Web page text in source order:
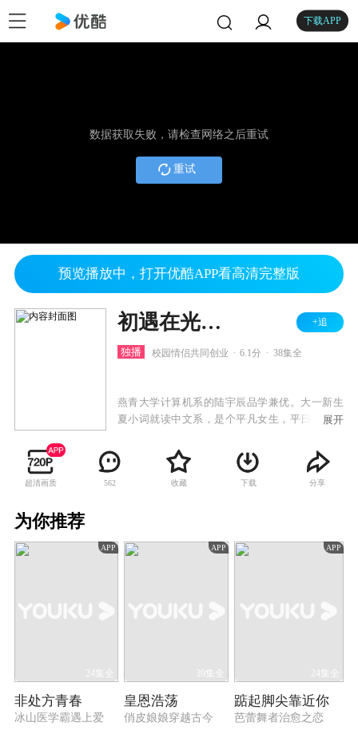
下载APP
数据获取失败，请检查网络之后重试
重试
预览播放中，打开优酷APP看高清完整版
初遇在光年之外 +追
独播 校园情侣共同创业 6.1分 38集全
燕青大学计算机系的陆宇辰品学兼优。大一新生
夏小词就读中文系，是个平凡女生，平日爱好就
善良的夏小词，上学第一天就意外撞个满怀，并
惹出一连串糗事，两人就此结下梁子。但随着在
校园生活的互动，他们越来越默契，共同解决了
展开
超清画质 562 收藏 下载 分享
为你推荐
APP
24集全
非处方青春
冰山医学霸遇上爱
APP
39集全
皇恩浩荡
俏皮娘娘穿越古今
APP
24集全
踮起脚尖靠近你
芭蕾舞者治愈之恋